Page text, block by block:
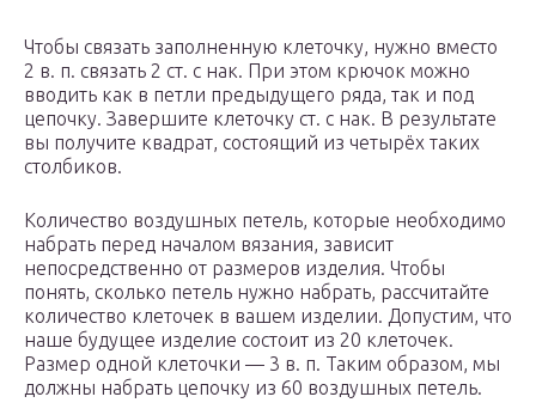
Чтобы связать заполненную клеточку, нужно вместо
2 в. п. связать 2 ст. с нак. При этом крючок можно
вводить как в петли предыдущего ряда, так и под
цепочку. Завершите клеточку ст. с нак. В результате
вы получите квадрат, состоящий из четырёх таких
столбиков.
Количество воздушных петель, которые необходимо
набрать перед началом вязания, зависит
непосредственно от размеров изделия. Чтобы
понять, сколько петель нужно набрать, рассчитайте
количество клеточек в вашем изделии. Допустим, что
наше будущее изделие состоит из 20 клеточек.
Размер одной клеточки — 3 в. п. Таким образом, мы
должны набрать цепочку из 60 воздушных петель.